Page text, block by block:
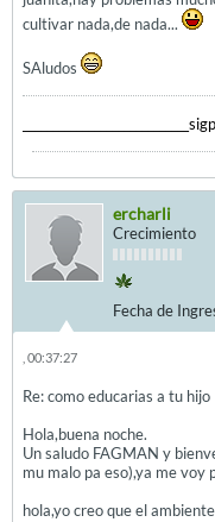
cultivar nada,de nada...
SAludos
ercharli
Crecimiento
Fecha de
, 00:37:27
Re: como educarias a tu hijo
Hola,buena noche.
Un saludo FAGMAN y
mu malo pa eso),ya me voy
hola,yo creo que el